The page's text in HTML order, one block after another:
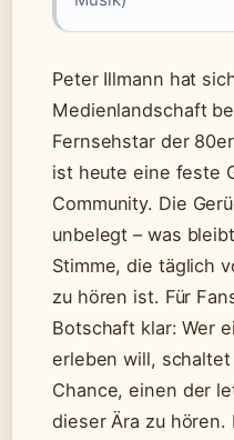
Peter Illmann hat
Medienlandschaft
Fernsehstar der
ist heute eine feste
Community. Die
unbelegt – was
Stimme, die täglich
zu hören ist. Für
Botschaft klar: Wer
erleben will,
Chance, einen der
dieser Ära zu